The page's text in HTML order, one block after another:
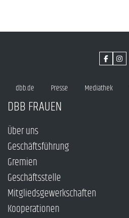
dbb.de Presse Mediathek
DBB FRAUEN
Über uns
Geschäftsführung
Gremien
Geschäftsstelle
Mitgliedsgewerkschaften
Kooperationen